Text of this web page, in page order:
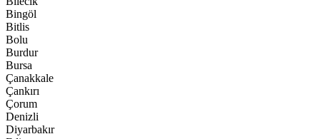
Bingöl
Bitlis
Bolu
Burdur
Bursa
Çanakkale
Çankırı
Çorum
Denizli
Diyarbakır